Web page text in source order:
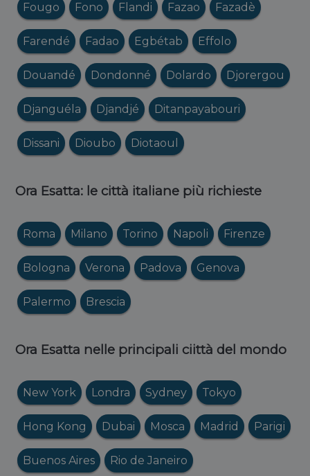
Fougo Fono Flandi Fazao Fazadè
Farendé Fadao Egbétab Effolo
Douandé Dondonné Dolardo Djorergou
Djanguéla Djandjé Ditanpayabouri
Dissani Dioubo Diotaoul
Ora Esatta: le città italiane più richieste
Roma Milano Torino Napoli Firenze
Bologna Verona Padova Genova
Palermo Brescia
Ora Esatta nelle principali ciittà del mondo
New York Londra Sydney Tokyo
Hong Kong Dubai Mosca Madrid Parigi
Buenos Aires Rio de Janeiro